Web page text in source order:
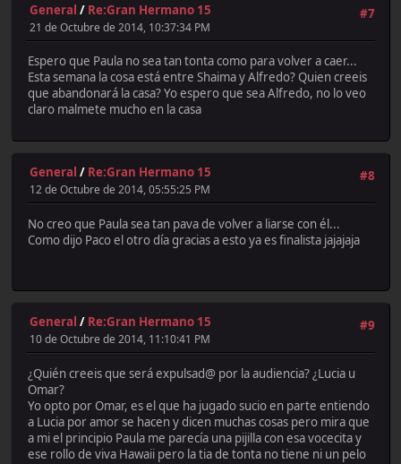
#7
General / Re:Gran Hermano 15
21 de Octubre de 2014, 10:37:34 PM
Espero que Paula no sea tan tonta como para volver a caer...
Esta semana la cosa está entre Shaima y Alfredo? Quien creeis
que abandonará la casa? Yo espero que sea Alfredo, no lo veo
claro malmete mucho en la casa
#8
General / Re:Gran Hermano 15
12 de Octubre de 2014, 05:55:25 PM
No creo que Paula sea tan pava de volver a liarse con él...
Como dijo Paco el otro día gracias a esto ya es finalista jajajaja
#9
General / Re:Gran Hermano 15
10 de Octubre de 2014, 11:10:41 PM
¿Quién creeis que será expulsad@ por la audiencia? ¿Lucia u
Omar?
Yo opto por Omar, es el que ha jugado sucio en parte entiendo
a Lucia por amor se hacen y dicen muchas cosas pero mira que
a mi el principio Paula me parecía una pijilla con esa vocecita y
ese rollo de viva Hawaii pero la tia de tonta no tiene ni un pelo